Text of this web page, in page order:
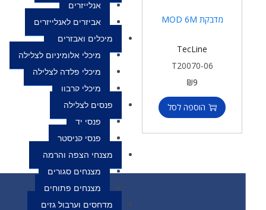
אנלייזרים
אביזרים לאנלייזרים
מיכלים ואבזרים
מיכלי אלומיניום לצלילה
מיכלי פלדה לצלילה
מיכלי קרבון
פנסים לצלילה
פנסי יד
פנסי קניסטר
מצנחי הצפה והרמה
מצנחים סגורים
מצנחים פתוחים
מדחסים וערבול גזים
מדבקת MOD 6M
TecLine
T20070-06
הוספה לסל